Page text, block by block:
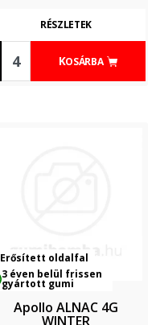
KOSÁRBA
RÉSZLETEK
Erősített oldalfal
3 éven belül frissen
gyártott gumi
Apollo ALNAC 4G
WINTER